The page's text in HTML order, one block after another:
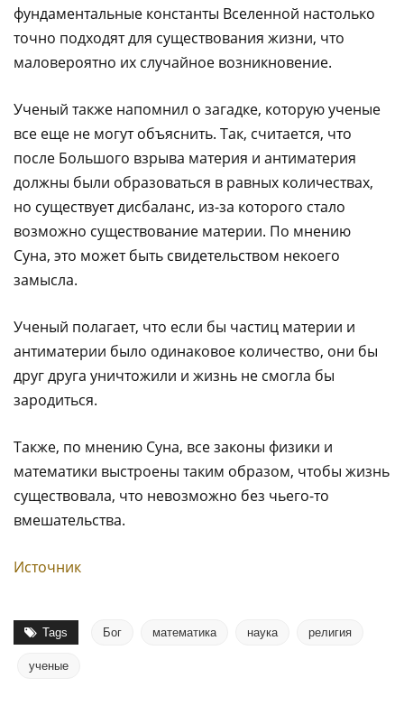
фундаментальные константы Вселенной настолько
точно подходят для существования жизни, что
маловероятно их случайное возникновение.
Ученый также напомнил о загадке, которую ученые
все еще не могут объяснить. Так, считается, что
после Большого взрыва материя и антиматерия
должны были образоваться в равных количествах,
но существует дисбаланс, из-за которого стало
возможно существование материи. По мнению
Суна, это может быть свидетельством некоего
замысла.
Ученый полагает, что если бы частиц материи и
антиматерии было одинаковое количество, они бы
друг друга уничтожили и жизнь не смогла бы
зародиться.
Также, по мнению Суна, все законы физики и
математики выстроены таким образом, чтобы жизнь
существовала, что невозможно без чьего-то
вмешательства.
Источник
Tags Бог математика наука религия
ученые